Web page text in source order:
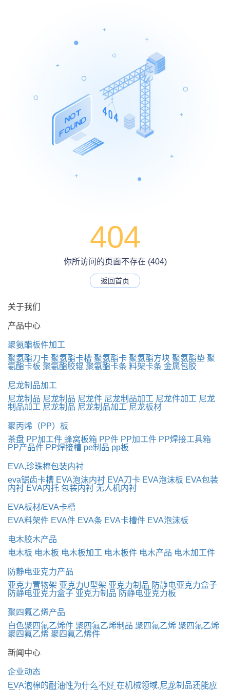
404
你所访问的页面不存在 (404)
返回首页
关于我们
产品中心
聚氨酯板件加工
聚氨酯刀卡 聚氨酯卡槽 聚氨酯卡 聚氨酯方块 聚氨酯垫 聚
氨酯卡板 聚氨酯胶辊 聚氨酯卡条 料架卡条 金属包胶
尼龙制品加工
尼龙制品 尼龙制品 尼龙件 尼龙制品加工 尼龙件加工 尼龙
制品加工 尼龙制品 尼龙制品加工 尼龙板材
聚丙烯（PP）板
茶盘 PP加工件 蜂窝板箱 PP件 PP加工件 PP焊接工具箱
PP产品件 PP焊接槽 pe制品 pp板
EVA,珍珠棉包装内衬
eva锯齿卡槽 EVA泡沫内衬 EVA刀卡 EVA泡沫板 EVA包装
内衬 EVA内托 包装内衬 无人机内衬
EVA板材/EVA卡槽
EVA料架件 EVA件 EVA条 EVA卡槽件 EVA泡沫板
电木胶木产品
电木板 电木板 电木板加工 电木板件 电木产品 电木加工件
防静电亚克力产品
亚克力置物架 亚克力U型架 亚克力制品 防静电亚克力盒子
防静电亚克力盒子 亚克力制品 防静电亚克力板
聚四氟乙烯产品
白色聚四氟乙烯件 聚四氟乙烯制品 聚四氟乙烯 聚四氟乙烯
聚四氟乙烯 聚四氟乙烯件
新闻中心
企业动态
EVA泡棉的耐油性为什么不好 在机械领域,尼龙制品还能应